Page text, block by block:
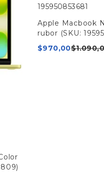
195950853681
Apple Macbook
rubor (SKU:
$
$970,00